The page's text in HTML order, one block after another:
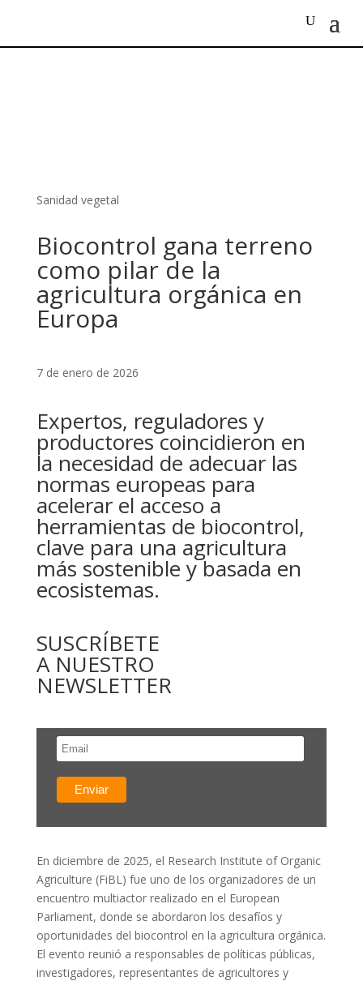
Sanidad vegetal
Biocontrol gana terreno
como pilar de la
agricultura orgánica en
Europa
7 de enero de 2026
Expertos, reguladores y
productores coincidieron en
la necesidad de adecuar las
normas europeas para
acelerar el acceso a
herramientas de biocontrol,
clave para una agricultura
más sostenible y basada en
ecosistemas.
SUSCRÍBETE
A NUESTRO
NEWSLETTER
En diciembre de 2025, el Research Institute of Organic
Agriculture (FiBL) fue uno de los organizadores de un
encuentro multiactor realizado en el European
Parliament, donde se abordaron los desafíos y
oportunidades del biocontrol en la agricultura orgánica.
El evento reunió a responsables de políticas públicas,
investigadores, representantes de agricultores y